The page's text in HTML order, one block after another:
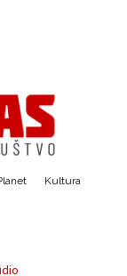
Kultura